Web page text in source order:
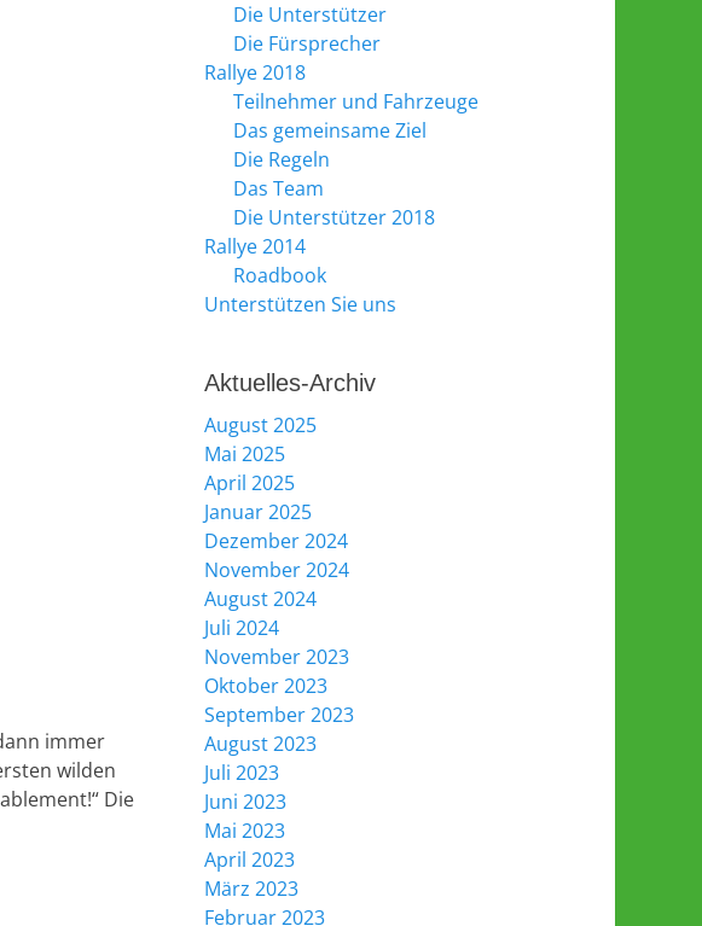
immer
wilden
Die
Die Unterstützer
Die Fürsprecher
Rallye 2018
Teilnehmer und Fahrzeuge
Das gemeinsame Ziel
Die Regeln
Das Team
Die Unterstützer 2018
Rallye 2014
Roadbook
Unterstützen Sie uns
Aktuelles-Archiv
August 2025
Mai 2025
April 2025
Januar 2025
Dezember 2024
November 2024
August 2024
Juli 2024
November 2023
Oktober 2023
September 2023
August 2023
Juli 2023
Juni 2023
Mai 2023
April 2023
März 2023
Februar 2023